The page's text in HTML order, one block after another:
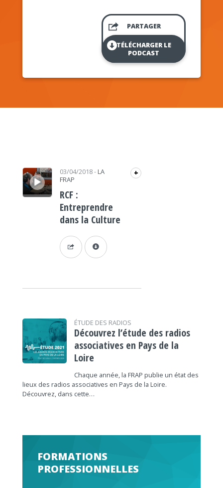
PARTAGER
TÉLÉCHARGER LE
PODCAST
Lecteur audio 03/04/2018- LA
FRAP
+
RCF :
Entreprendre
dans la Culture
ÉTUDE DES RADIOS
Découvrez l’étude des radios
associatives en Pays de la
Loire
Chaque année, la FRAP publie un état des
lieux des radios associatives en Pays de la Loire.
Découvrez, dans cette…
FORMATIONS
PROFESSIONNELLES